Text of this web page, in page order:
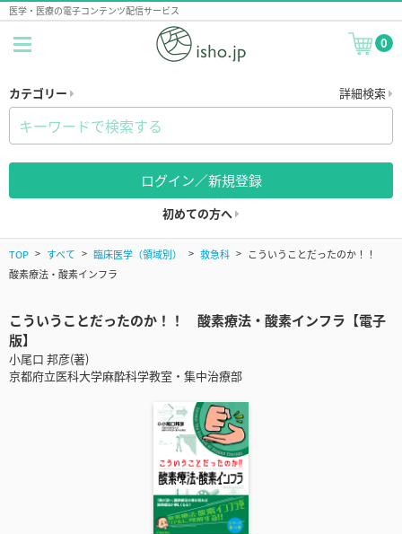
医学・医療の電子コンテンツ配信サービス
0
カテゴリー 詳細検索
ログイン／新規登録
初めての方へ
TOP すべて 臨床医学（領域別） 救急科
こういうことだったのか！！
酸素療法・酸素インフラ
こういうことだったのか！！ 酸素療法・酸素インフラ【電子
版】
小尾口 邦彦(著)
京都府立医科大学麻酔科学教室・集中治療部